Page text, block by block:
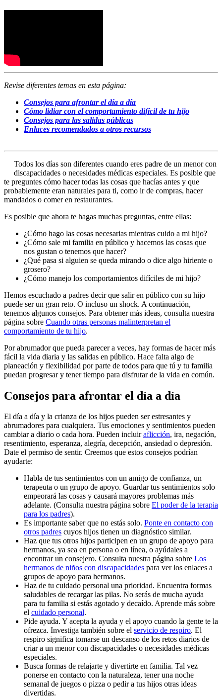
Revise diferentes temas en esta página:
Consejos para afrontar el día a día
Cómo lidiar con el comportamiento difícil de tu hijo
Consejos para las salidas públicas
Enlaces recomendados a otros recursos
Todos los días son diferentes cuando eres padre de un menor con
discapacidades o necesidades médicas especiales. Es posible que
te preguntes cómo hacer todas las cosas que hacías antes y que
probablemente eran naturales para ti, como ir de compras, hacer
mandados o comer en restaurantes.
Es posible que ahora te hagas muchas preguntas, entre ellas:
¿Cómo hago las cosas necesarias mientras cuido a mi hijo?
¿Cómo sale mi familia en público y hacemos las cosas que
nos gustan o tenemos que hacer?
¿Qué pasa si alguien se queda mirando o dice algo hiriente o
grosero?
¿Cómo manejo los comportamientos difíciles de mi hijo?
Hemos escuchado a padres decir que salir en público con su hijo
puede ser un gran reto. O incluso un shock. A continuación,
tenemos algunos consejos. Para obtener más ideas, consulta nuestra
página sobre Cuando otras personas malinterpretan el
comportamiento de tu hijo.
Por abrumador que pueda parecer a veces, hay formas de hacer más
fácil la vida diaria y las salidas en público. Hace falta algo de
planeación y flexibilidad por parte de todos para que tú y tu familia
puedan progresar y tener tiempo para disfrutar de la vida en común.
Consejos para afrontar el día a día
El día a día y la crianza de los hijos pueden ser estresantes y
abrumadores para cualquiera. Tus emociones y sentimientos pueden
cambiar a diario o cada hora. Pueden incluiraflicción, ira, negación,
resentimiento, esperanza, alegría, decepción, ansiedad o depresión.
Date el permiso de sentir. Creemos que estos consejos podrían
ayudarte:
Habla de tus sentimientos con un amigo de confianza, un
terapeuta o un grupo de apoyo. Guardar tus sentimientos solo
empeorará las cosas y causará mayores problemas más
adelante. (Consulta nuestra página sobre El poder de la terapia
para los padres).
Es importante saber que no estás solo. Ponte en contacto con
otros padres cuyos hijos tienen un diagnóstico similar.
Haz que tus otros hijos participen en un grupo de apoyo para
hermanos, ya sea en persona o en línea, o ayúdales a
encontrar un consejero. Consulta nuestra página sobre Los
hermanos de niños con discapacidades para ver los enlaces a
grupos de apoyo para hermanos.
Haz de tu cuidado personal una prioridad. Encuentra formas
saludables de recargar las pilas. No serás de mucha ayuda
para tu familia si estás agotado y decaído. Aprende más sobre
el cuidado personal.
Pide ayuda. Y acepta la ayuda y el apoyo cuando la gente te la
ofrezca. Investiga también sobre el servicio de respiro. El
respiro significa tomarse un descanso de los retos diarios de
criar a un menor con discapacidades o necesidades médicas
especiales.
Busca formas de relajarte y divertirte en familia. Tal vez
ponerse en contacto con la naturaleza, tener una noche
semanal de juegos o pizza o pedir a tus hijos otras ideas
divertidas.